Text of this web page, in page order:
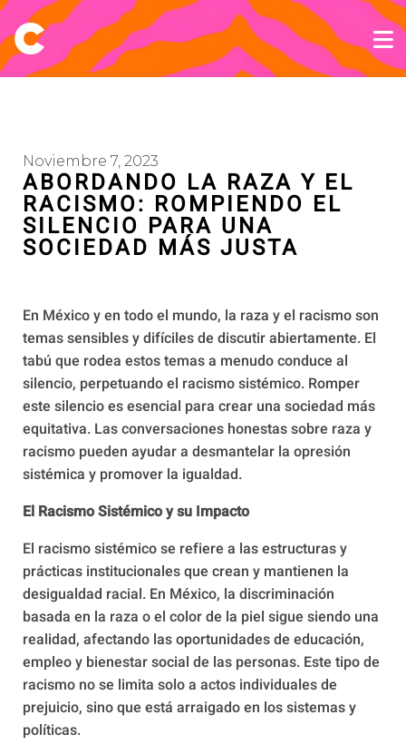
Noviembre 7, 2023
ABORDANDO LA RAZA Y EL
RACISMO: ROMPIENDO EL
SILENCIO PARA UNA
SOCIEDAD MÁS JUSTA
En México y en todo el mundo, la raza y el racismo son
temas sensibles y difíciles de discutir abiertamente. El
tabú que rodea estos temas a menudo conduce al
silencio, perpetuando el racismo sistémico. Romper
este silencio es esencial para crear una sociedad más
equitativa. Las conversaciones honestas sobre raza y
racismo pueden ayudar a desmantelar la opresión
sistémica y promover la igualdad.
El Racismo Sistémico y su Impacto
El racismo sistémico se refiere a las estructuras y
prácticas institucionales que crean y mantienen la
desigualdad racial. En México, la discriminación
basada en la raza o el color de la piel sigue siendo una
realidad, afectando las oportunidades de educación,
empleo y bienestar social de las personas. Este tipo de
racismo no se limita solo a actos individuales de
prejuicio, sino que está arraigado en los sistemas y
políticas.